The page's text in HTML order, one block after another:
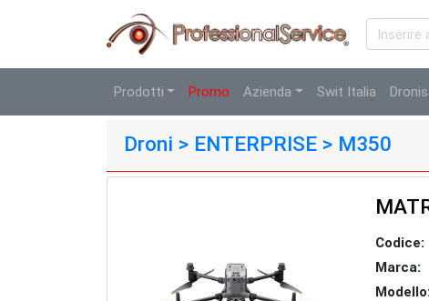
Prodotti Promo Azienda Swit Italia
Droni > ENTERPRISE > M350
Codice:
Marca: